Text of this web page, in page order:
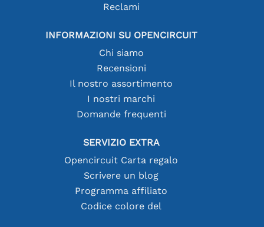
Reclami
INFORMAZIONI SU OPENCIRCUIT
Chi siamo
Recensioni
Il nostro assortimento
I nostri marchi
Domande frequenti
SERVIZIO EXTRA
Opencircuit Carta regalo
Scrivere un blog
Programma affiliato
Codice colore del